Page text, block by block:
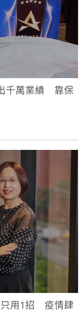
千萬業績 靠保
只用1招 疫情肆